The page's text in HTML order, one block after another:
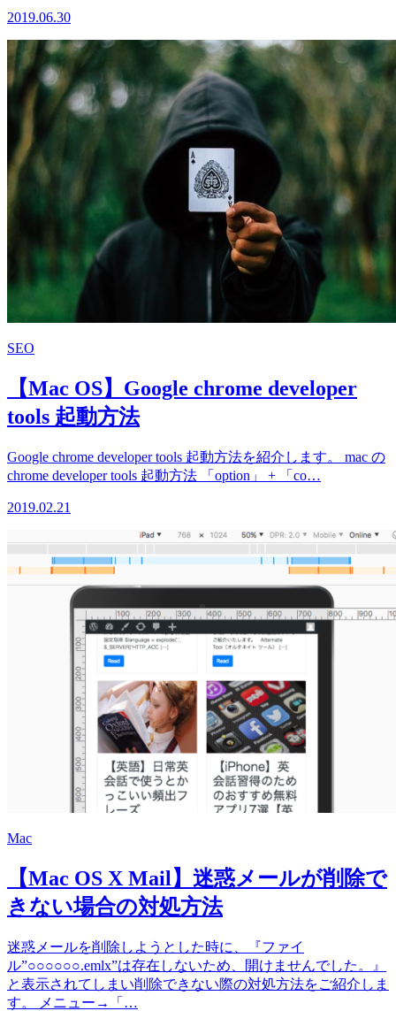
2019.06.30
SEO
【Mac OS】Google chrome developer
tools 起動方法
Google chrome developer tools 起動方法を紹介します。 mac の
chrome developer tools 起動方法 「option」 + 「co…
2019.02.21
Mac
【Mac OS X Mail】迷惑メールが削除で
きない場合の対処方法
迷惑メールを削除しようとした時に、『ファイ
ル”○○○○○○.emlx”は存在しないため、開けませんでした。』
と表示されてしまい削除できない際の対処方法をご紹介しま
す。 メニュー→「…